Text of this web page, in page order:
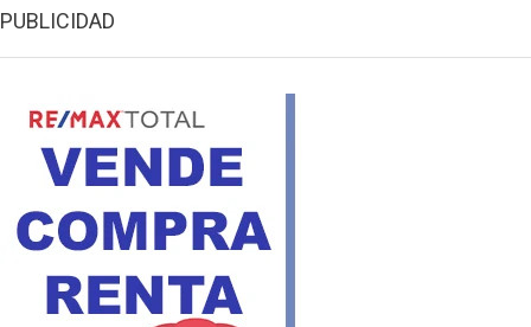
PUBLICIDAD